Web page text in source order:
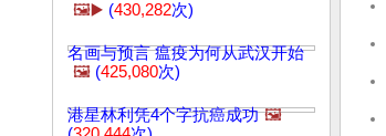
🖼️▶️ (430,282次)
名画与预言 瘟疫为何从武汉开始
🖼️ (425,080次)
港星林利凭4个字抗癌成功 🖼️